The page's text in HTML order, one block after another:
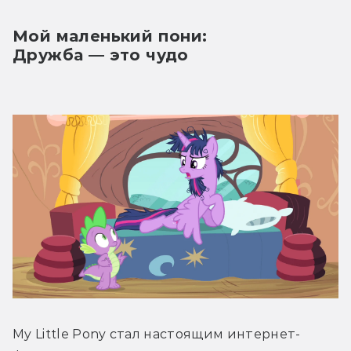
Мой маленький пони:
Дружба — это чудо
My Little Pony стал настоящим интернет-